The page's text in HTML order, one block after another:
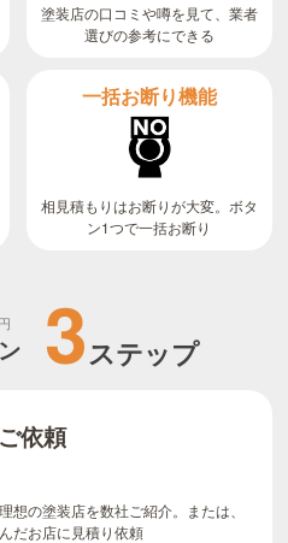
塗装店の口コミや噂を見て、業者
選びの参考にできる
一括お断り機能
相見積もりはお断りが大変。ボタ
ン1つで一括お断り
3ステップ
依頼
想の塗装店を数社ご紹介。または、
だお店に見積り依頼